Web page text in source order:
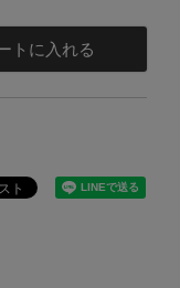
トに入れる